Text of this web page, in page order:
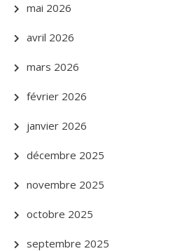
mai 2026
avril 2026
mars 2026
février 2026
janvier 2026
décembre 2025
novembre 2025
octobre 2025
septembre 2025